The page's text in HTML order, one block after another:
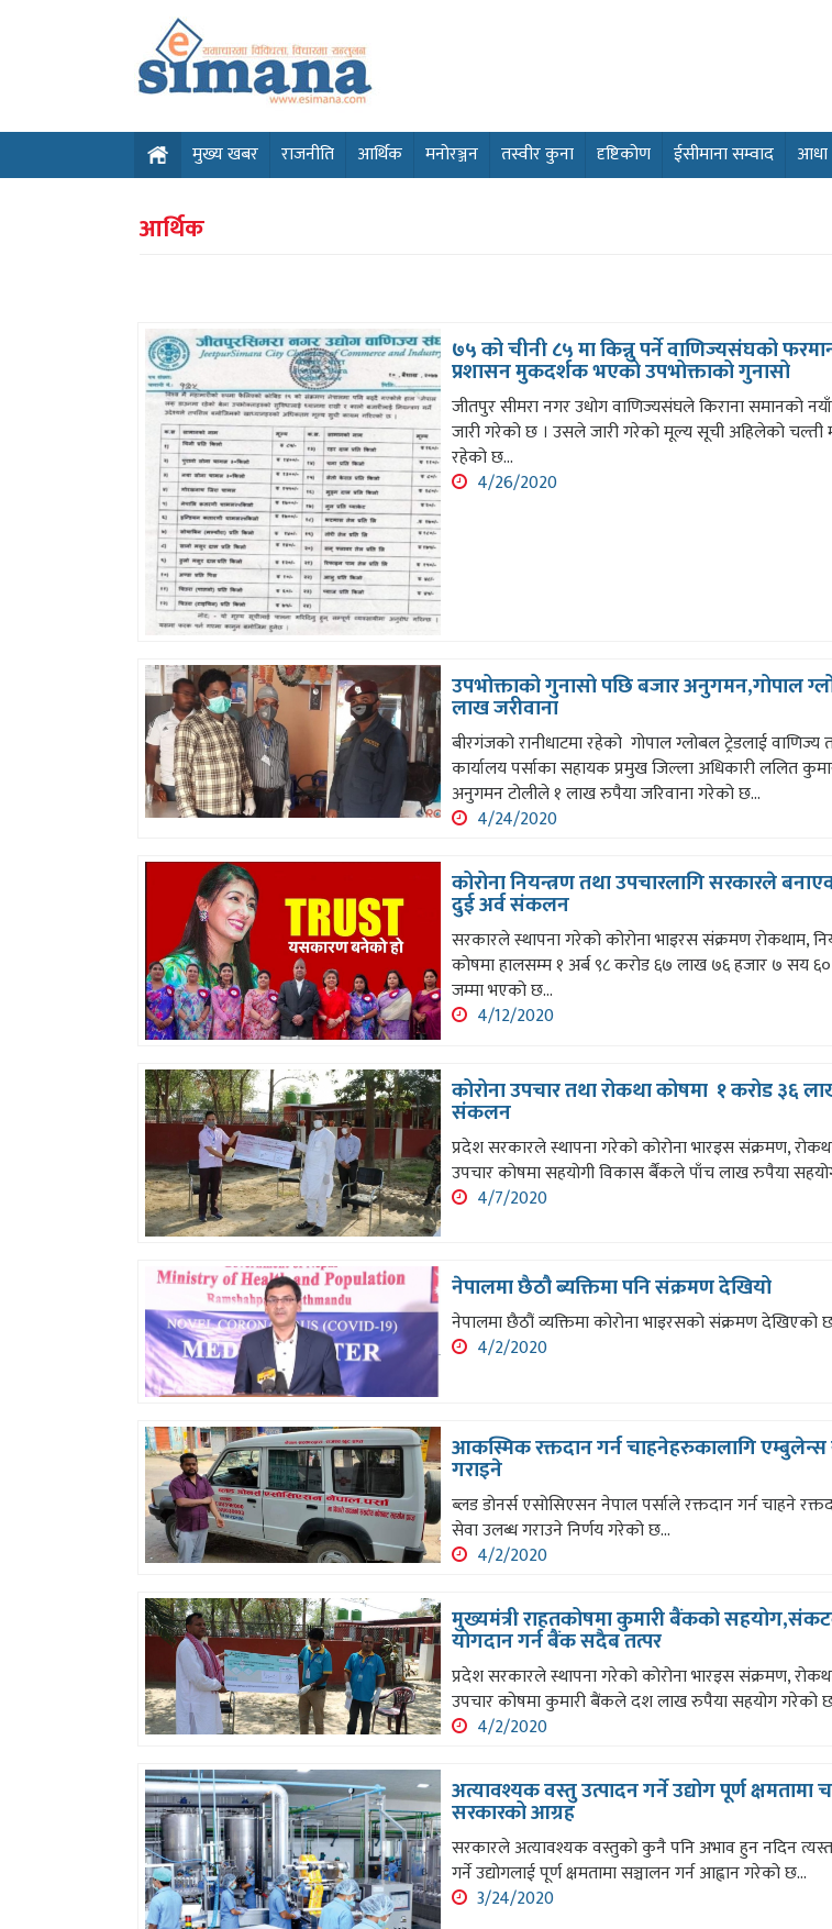
मुख्य खबर राजनीति आर्थिक मनोरञ्जन तस्वीर कुना दृष्टिकोण ईसीमाना सम्वाद
आर्थिक
७५ को चीनी ८५ मा किन्नु पर्ने वाणिज्यसंघको
प्रशासन मुकदर्शक भएको उपभोक्ताको गुनासो
जीतपुर सीमरा नगर उधोग वाणिज्यसंघले किराना समानको
जारी गरेको छ । उसले जारी गरेको मूल्य सूची अहिलेको चल्ती
रहेको छ...
4/26/2020
उपभोक्ताको गुनासो पछि बजार अनुगमन,गोपाल
लाख जरीवाना
बीरगंजको रानीधाटमा रहेको गोपाल ग्लोबल ट्रेडलाई वाणिज्य
कार्यालय पर्साका सहायक प्रमुख जिल्ला अधिकारी ललित
अनुगमन टोलीले १ लाख रुपैया जरिवाना गरेको छ...
4/24/2020
कोरोना नियन्त्रण तथा उपचारलागि सरकारले
दुई अर्व संकलन
सरकारले स्थापना गरेको कोरोना भाइरस संक्रमण रोकथाम,
कोषमा हालसम्म १ अर्ब ९८ करोड ६७ लाख ७६ हजार ७ सय
जम्मा भएको छ...
4/12/2020
कोरोना उपचार तथा रोकथा कोषमा १ करोड ३६
संकलन
प्रदेश सरकारले स्थापना गरेको कोरोना भारइस संक्रमण,
उपचार कोषमा सहयोगी विकास र्बैंकले पाँच लाख रुपैया
4/7/2020
नेपालमा छैठौ ब्यक्तिमा पनि संक्रमण देखियो
नेपालमा छैठौं व्यक्तिमा कोरोना भाइरसको संक्रमण देखिएको
4/2/2020
आकस्मिक रक्तदान गर्न चाहनेहरुकालागि
गराइने
ब्लड डोनर्स एसोसिएसन नेपाल पर्साले रक्तदान गर्न चाहने
सेवा उलब्ध गराउने निर्णय गरेको छ...
4/2/2020
मुख्यमंत्री राहतकोषमा कुमारी बैंकको
योगदान गर्न बैंक सदैब तत्पर
प्रदेश सरकारले स्थापना गरेको कोरोना भारइस संक्रमण,
उपचार कोषमा कुमारी बैंकले दश लाख रुपैया सहयोग गरेको
4/2/2020
अत्यावश्यक वस्तु उत्पादन गर्ने उद्योग पूर्ण क्षमतामा
सरकारको आग्रह
सरकारले अत्यावश्यक वस्तुको कुनै पनि अभाव हुन नदिन
गर्ने उद्योगलाई पूर्ण क्षमतामा सञ्चालन गर्न आह्वान गरेको छ...
3/24/2020